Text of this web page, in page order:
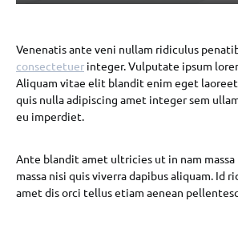
Venenatis ante veni nullam ridiculus
consectetuer integer. Vulputate ipsum
Aliquam vitae elit blandit enim eget
quis nulla adipiscing amet integer sem
eu imperdiet.
Ante blandit amet ultricies ut in nam massa
massa nisi quis viverra dapibus aliquam. Id
amet dis orci tellus etiam aenean